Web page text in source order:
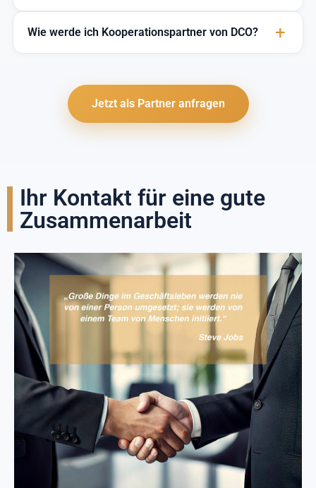
Wie werde ich Kooperationspartner von DCO?
Jetzt als Partner anfragen
Ihr Kontakt für eine gute
Zusammenarbeit